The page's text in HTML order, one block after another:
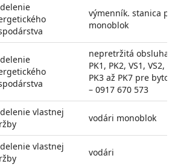
výmenník. stanica
monoblok
nepretržitá obsluha
PK1, PK2, VS1, VS2, a
PK3 až PK7 pre
– 0917 670 573
vlastnej
vodári monoblok
vlastnej
vodári